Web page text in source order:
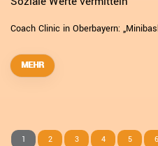
Coach Clinic in Oberbayern:
MEHR
1 2 3 4 5 6